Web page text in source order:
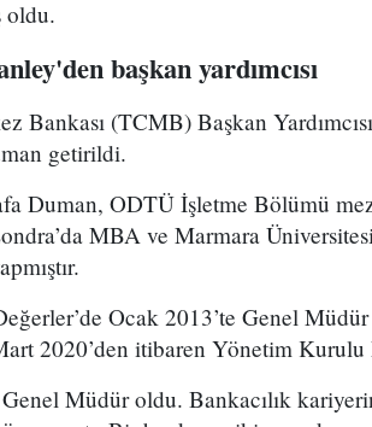
oldu.
başkan yardımcısı
Bankası (TCMB) Başkan
getirildi.
Duman, ODTÜ İşletme Bölümü
MBA ve Marmara
Ocak 2013’te Genel Müdür
2020’den itibaren Yönetim Kurulu
Genel Müdür oldu. Bankacılık